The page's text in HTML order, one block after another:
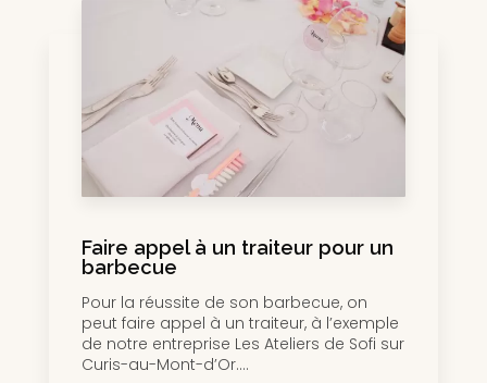
Faire appel à un traiteur pour un
barbecue
Pour la réussite de son barbecue, on
peut faire appel à un traiteur, à l’exemple
de notre entreprise Les Ateliers de Sofi sur
Curis-au-Mont-d’Or....